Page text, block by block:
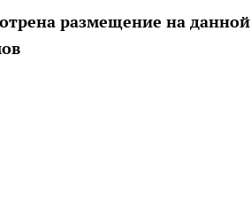
размещение на